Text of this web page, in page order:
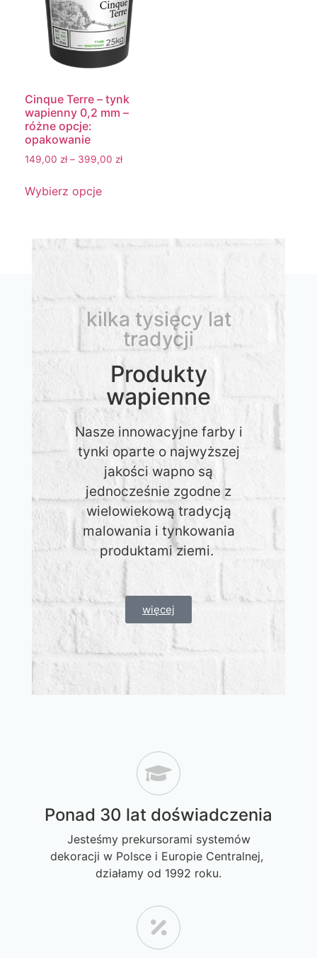
Cinque Terre – tynk
wapienny 0,2 mm –
różne opcje:
opakowanie
149,00 zł – 399,00 zł
Wybierz opcje
kilka tysięcy lat
tradycji
Produkty
wapienne
Nasze innowacyjne farby i
tynki oparte o najwyższej
jakości wapno są
jednocześnie zgodne z
wielowiekową tradycją
malowania i tynkowania
produktami ziemi.
więcej
Ponad 30 lat doświadczenia
Jesteśmy prekursorami systemów
dekoracji w Polsce i Europie Centralnej,
działamy od 1992 roku.